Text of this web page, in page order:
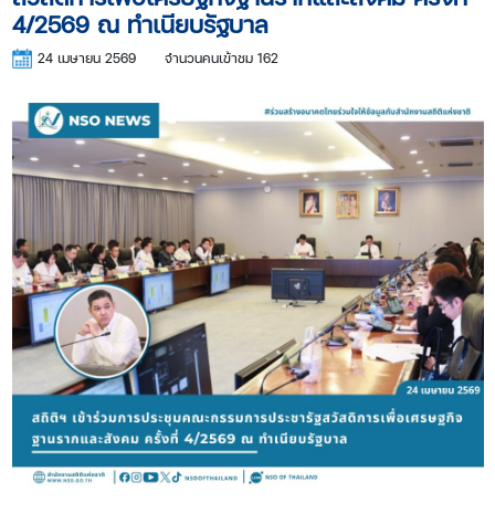
4/2569 ณ ทำเนียบรัฐบาล
24 เมษายน 2569 จำนวนคนเข้าชม 162